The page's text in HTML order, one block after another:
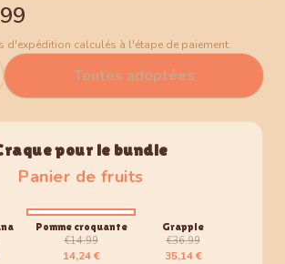
d'expédition calculés à l'étape de paiement.
Toutes adoptées
pour le bundle
Panier de fruits
-5% -5%
Pomme croquante
€14.99
14,24 €
Grappie
€36.99
35,14 €